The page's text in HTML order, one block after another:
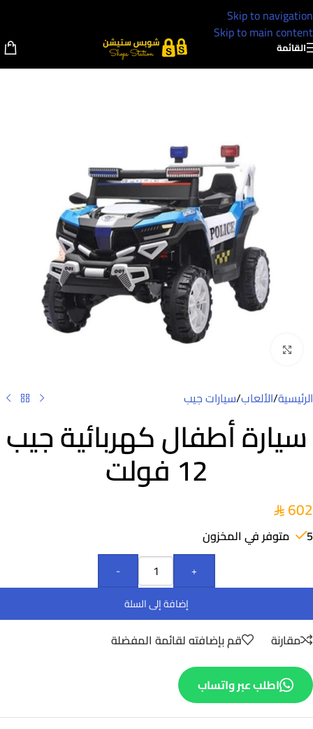
Skip to navigation
Skip to main content
القائمة
الرئيسية/الألعاب/سيارات جيب
سيارة أطفال كهربائية جيب
12 فولت
602
5 متوفر في المخزون
-
+
إضافة إلى السلة
مقارنة قم بإضافته لقائمة المفضلة
اطلب عبر واتساب